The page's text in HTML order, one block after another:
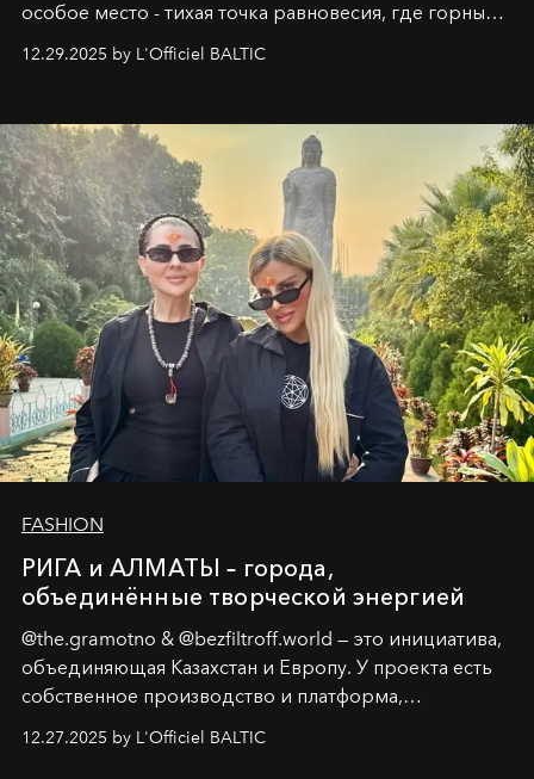
особое место - тихая точка равновесия, где горные
вершины Швейцарии встречаются с бездонными
глубинами человеческой души. Здесь, на стыке
Ольга Потапова - женщина, чей путь от поиска
истины превратился в искусство превращения
человеческих кризисов в возможности для
возрождения.
12.29.2025 by L'Officiel BALTIC
FASHION
РИГА и АЛМАТЫ – города,
объединённые творческой энергией
@the.gramotno & @bezfiltroff.world — это инициатива,
объединяющая Казахстан и Европу. У проекта есть
собственное производство и платформа,
предоставляющая возможности, поддержку и
решения для дизайнеров и молодых брендов.
12.27.2025 by L'Officiel BALTIC